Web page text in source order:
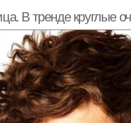
В тренде круглые